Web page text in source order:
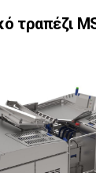
τραπέζι